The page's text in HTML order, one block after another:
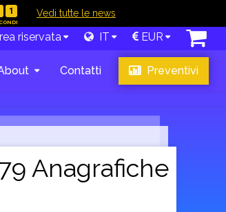
0 Vedi tutte le news
riservata IT EUR
Contatti Preventivi
Anagrafiche